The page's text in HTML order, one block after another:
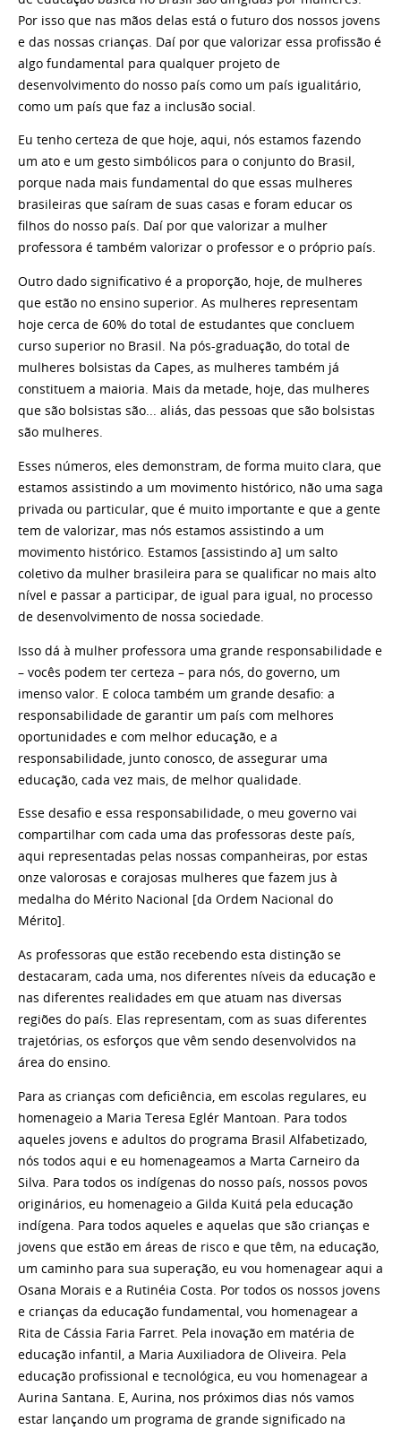
Por isso que nas mãos delas está o futuro dos nossos jovens
e das nossas crianças. Daí por que valorizar essa profissão é
algo fundamental para qualquer projeto de
desenvolvimento do nosso país como um país igualitário,
como um país que faz a inclusão social.
Eu tenho certeza de que hoje, aqui, nós estamos fazendo
um ato e um gesto simbólicos para o conjunto do Brasil,
porque nada mais fundamental do que essas mulheres
brasileiras que saíram de suas casas e foram educar os
filhos do nosso país. Daí por que valorizar a mulher
professora é também valorizar o professor e o próprio país.
Outro dado significativo é a proporção, hoje, de mulheres
que estão no ensino superior. As mulheres representam
hoje cerca de 60% do total de estudantes que concluem
curso superior no Brasil. Na pós-graduação, do total de
mulheres bolsistas da Capes, as mulheres também já
constituem a maioria. Mais da metade, hoje, das mulheres
que são bolsistas são... aliás, das pessoas que são bolsistas
são mulheres.
Esses números, eles demonstram, de forma muito clara, que
estamos assistindo a um movimento histórico, não uma saga
privada ou particular, que é muito importante e que a gente
tem de valorizar, mas nós estamos assistindo a um
movimento histórico. Estamos [assistindo a] um salto
coletivo da mulher brasileira para se qualificar no mais alto
nível e passar a participar, de igual para igual, no processo
de desenvolvimento de nossa sociedade.
Isso dá à mulher professora uma grande responsabilidade e
– vocês podem ter certeza – para nós, do governo, um
imenso valor. E coloca também um grande desafio: a
responsabilidade de garantir um país com melhores
oportunidades e com melhor educação, e a
responsabilidade, junto conosco, de assegurar uma
educação, cada vez mais, de melhor qualidade.
Esse desafio e essa responsabilidade, o meu governo vai
compartilhar com cada uma das professoras deste país,
aqui representadas pelas nossas companheiras, por estas
onze valorosas e corajosas mulheres que fazem jus à
medalha do Mérito Nacional [da Ordem Nacional do
Mérito].
As professoras que estão recebendo esta distinção se
destacaram, cada uma, nos diferentes níveis da educação e
nas diferentes realidades em que atuam nas diversas
regiões do país. Elas representam, com as suas diferentes
trajetórias, os esforços que vêm sendo desenvolvidos na
área do ensino.
Para as crianças com deficiência, em escolas regulares, eu
homenageio a Maria Teresa Eglér Mantoan. Para todos
aqueles jovens e adultos do programa Brasil Alfabetizado,
nós todos aqui e eu homenageamos a Marta Carneiro da
Silva. Para todos os indígenas do nosso país, nossos povos
originários, eu homenageio a Gilda Kuitá pela educação
indígena. Para todos aqueles e aquelas que são crianças e
jovens que estão em áreas de risco e que têm, na educação,
um caminho para sua superação, eu vou homenagear aqui a
Osana Morais e a Rutinéia Costa. Por todos os nossos jovens
e crianças da educação fundamental, vou homenagear a
Rita de Cássia Faria Farret. Pela inovação em matéria de
educação infantil, a Maria Auxiliadora de Oliveira. Pela
educação profissional e tecnológica, eu vou homenagear a
Aurina Santana. E, Aurina, nos próximos dias nós vamos
estar lançando um programa de grande significado na